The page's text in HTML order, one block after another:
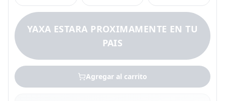
YAXA ESTARA PROXIMAMENTE EN TU
PAIS
Agregar al carrito